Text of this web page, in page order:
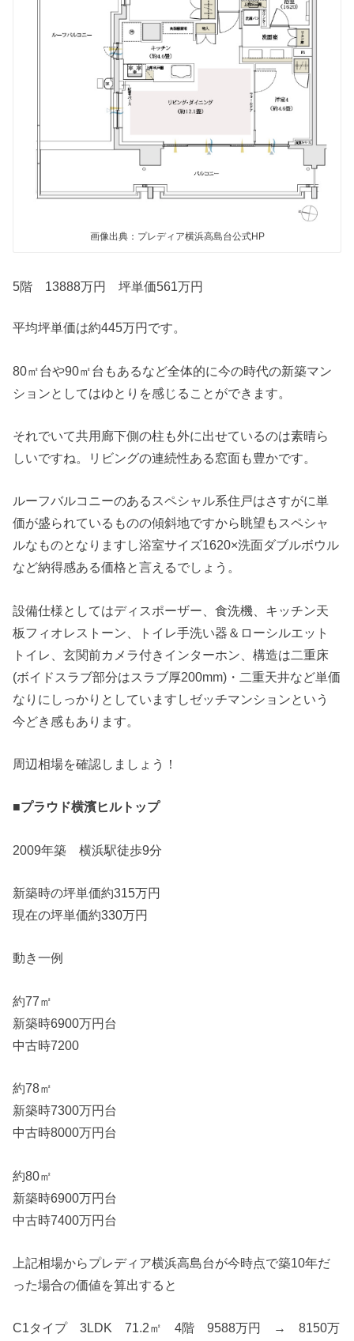
画像出典：プレディア横浜高島台公式HP
5階 13888万円 坪単価561万円
平均坪単価は約445万円です。
80㎡台や90㎡台もあるなど全体的に今の時代の新築マン
ションとしてはゆとりを感じることができます。
それでいて共用廊下側の柱も外に出せているのは素晴ら
しいですね。リビングの連続性ある窓面も豊かです。
ルーフバルコニーのあるスペシャル系住戸はさすがに単
価が盛られているものの傾斜地ですから眺望もスペシャ
ルなものとなりますし浴室サイズ1620×洗面ダブルボウル
など納得感ある価格と言えるでしょう。
設備仕様としてはディスポーザー、食洗機、キッチン天
板フィオレストーン、トイレ手洗い器＆ローシルエット
トイレ、玄関前カメラ付きインターホン、構造は二重床
(ボイドスラブ部分はスラブ厚200mm)・二重天井など単価
なりにしっかりとしていますしゼッチマンションという
今どき感もあります。
周辺相場を確認しましょう！
■プラウド横濱ヒルトップ
2009年築 横浜駅徒歩9分
新築時の坪単価約315万円
現在の坪単価約330万円
動き一例
約77㎡
新築時6900万円台
中古時7200
約78㎡
新築時7300万円台
中古時8000万円台
約80㎡
新築時6900万円台
中古時7400万円台
上記相場からプレディア横浜高島台が今時点で築10年だ
った場合の価値を算出すると
C1タイプ 3LDK 71.2㎡ 4階 9588万円 → 8150万